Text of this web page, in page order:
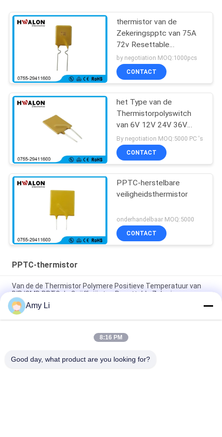
thermistor van de
Zekeringspptc van 75A
72v Resettable
Thermische voor
Communicatieapparatuur
by negotiation MOQ:1000pcs
CONTACT
het Type van de
Thermistorpolyswitch
van 6V 12V 24V 36V
110V 220V PPTC PTC
Resettable Zekering
By negotiation MOQ:5000 PC 's
CONTACT
PPTC-herstelbare
veiligheidsthermistor
onderhandelbaar MOQ:5000
CONTACT
PPTC-thermistor
Van de de Thermistor Polymere Positieve Temperatuur van
DIP/SMD PPTC de Coëfficiënten Resettable Zekering
Thermisch van de de Zekeringsthermistor 0.1-30A van PPTC
Resettable Geel Radiaal Loodtype voor Telefoons
de Overbelasting van 1A 2A 5A 12A beschermt PPTC-
Amy Li
8:16 PM
Good day, what product are you looking for?